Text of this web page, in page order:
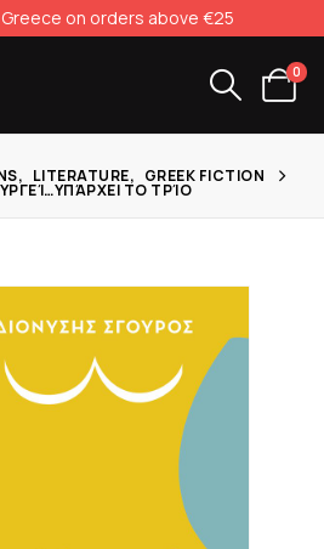
on orders above €25
0
, LITERATURE, GREEK FICTION
ΤΟ ΤΡΊΟ